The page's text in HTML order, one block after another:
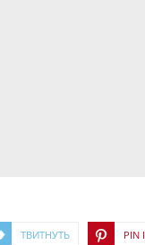
ТВИТНУТЬ PIN